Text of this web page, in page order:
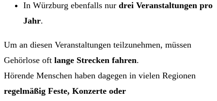
In Würzburg ebenfalls nur drei Veranstaltungen pro
Jahr.
Um an diesen Veranstaltungen teilzunehmen, müssen
Gehörlose oft lange Strecken fahren.
Hörende Menschen haben dagegen in vielen Regionen
regelmäßig Feste, Konzerte oder